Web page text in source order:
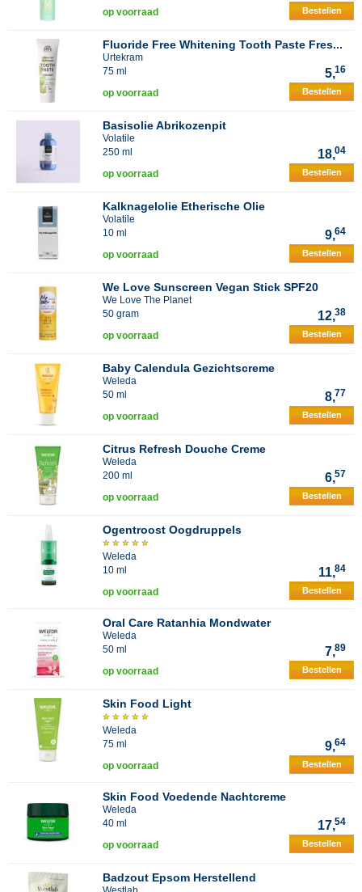
op voorraad Bestellen
Fluoride Free Whitening Tooth Paste Fres...
Urtekram
75 ml
5,16
op voorraad Bestellen
Basisolie Abrikozenpit
Volatile
250 ml
18,04
op voorraad Bestellen
Kalknagelolie Etherische Olie
Volatile
10 ml
9,64
op voorraad Bestellen
We Love Sunscreen Vegan Stick SPF20
We Love The Planet
50 gram
12,38
op voorraad Bestellen
Baby Calendula Gezichtscreme
Weleda
50 ml
8,77
op voorraad Bestellen
Citrus Refresh Douche Creme
Weleda
200 ml
6,57
op voorraad Bestellen
Ogentroost Oogdruppels
Weleda
10 ml
11,84
op voorraad Bestellen
Oral Care Ratanhia Mondwater
Weleda
50 ml
7,89
op voorraad Bestellen
Skin Food Light
Weleda
75 ml
9,64
op voorraad Bestellen
Skin Food Voedende Nachtcreme
Weleda
40 ml
17,54
op voorraad Bestellen
Badzout Epsom Herstellend